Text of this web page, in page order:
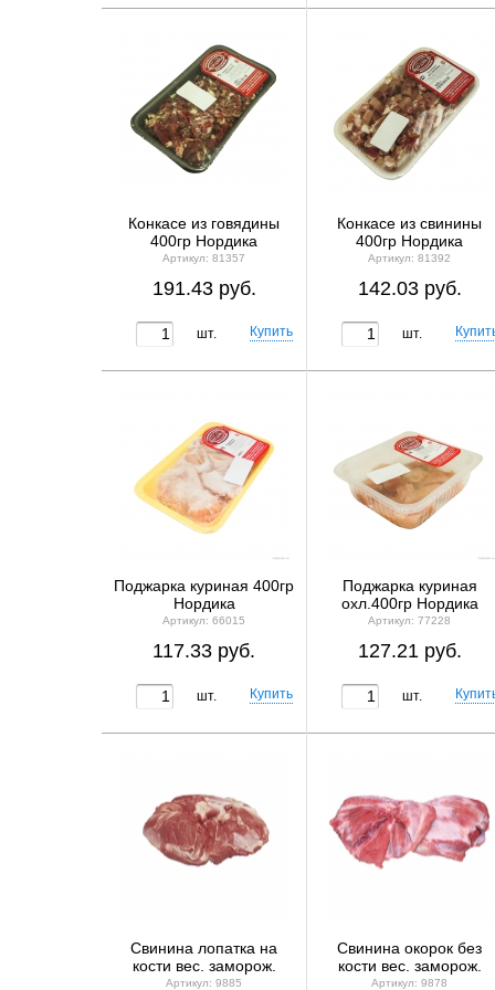
Конкасе из говядины
400гр Нордика
Артикул: 81357
191.43 руб.
шт.
Конкасе из свинины
400гр Нордика
Артикул: 81392
142.03 руб.
шт.
Поджарка куриная 400гр
Нордика
Артикул: 66015
117.33 руб.
шт.
Поджарка куриная
охл.400гр Нордика
Артикул: 77228
127.21 руб.
шт.
Свинина лопатка на
кости вес. заморож.
Артикул: 9885
Свинина окорок без
кости вес. заморож.
Артикул: 9878